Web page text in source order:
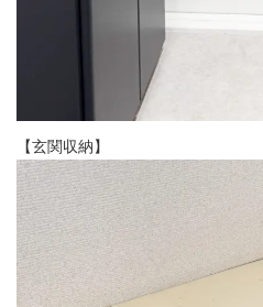
【玄関収納】